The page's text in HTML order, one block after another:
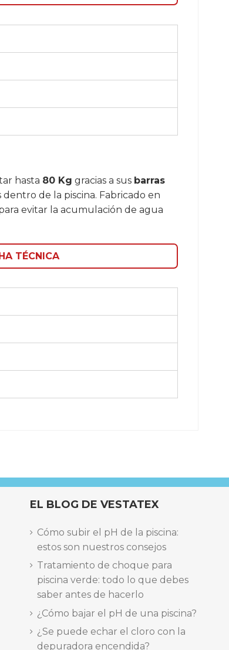
hasta 80 Kg gracias a sus barras
de la piscina. Fabricado en
evitar la acumulación de agua
TÉCNICA
EL BLOG DE VESTATEX
Cómo subir el pH de la piscina:
estos son nuestros consejos
Tratamiento de choque para
piscina verde: todo lo que debes
saber antes de hacerlo
¿Cómo bajar el pH de una piscina?
¿Se puede echar el cloro con la
depuradora encendida?